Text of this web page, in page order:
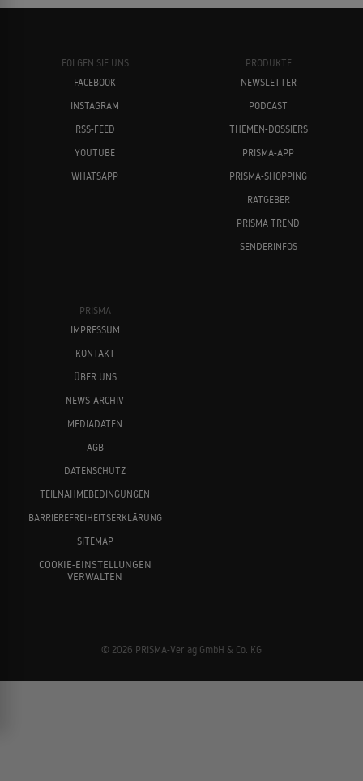
FOLGEN SIE UNS
FACEBOOK
INSTAGRAM
RSS-FEED
YOUTUBE
WHATSAPP
PRODUKTE
NEWSLETTER
PODCAST
THEMEN-DOSSIERS
PRISMA-APP
PRISMA-SHOPPING
RATGEBER
PRISMA TREND
SENDERINFOS
PRISMA
IMPRESSUM
KONTAKT
ÜBER UNS
NEWS-ARCHIV
MEDIADATEN
AGB
DATENSCHUTZ
TEILNAHMEBEDINGUNGEN
BARRIEREFREIHEITSERKLÄRUNG
SITEMAP
COOKIE-EINSTELLUNGEN
VERWALTEN
© 2026 PRISMA-Verlag GmbH & Co. KG